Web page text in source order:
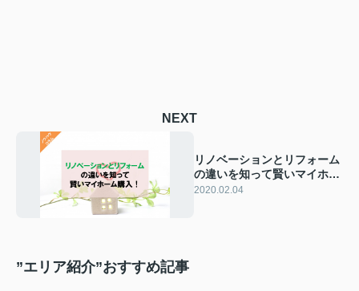
NEXT
リノベーションとリフォーム
の違いを知って賢いマイホー
ム購入！
2020.02.04
”エリア紹介”おすすめ記事